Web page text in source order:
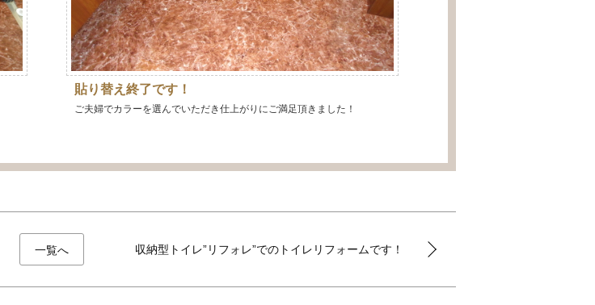
貼り替え終了です！
ご夫婦でカラーを選んでいただき仕上がりにご満足頂きました！
一覧へ 収納型トイレ”リフォレ”でのトイレリフォームです！